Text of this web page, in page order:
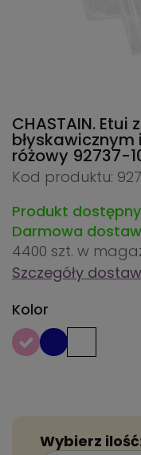
CHASTAIN. Etui
różowy 92737-
Kod produktu:
Produkt dostępny
Darmowa
4400 szt. w
Szczegóły
Kolor
Wybierz